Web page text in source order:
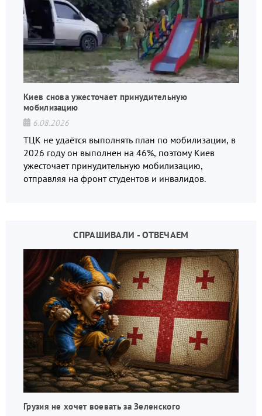
Киев снова ужесточает принудительную
мобилизацию
6.08.2026
ТЦК не удаётся выполнять план по мобилизации, в
2026 году он выполнен на 46%, поэтому Киев
ужесточает принудительную мобилизацию,
отправляя на фронт студентов и инвалидов.
СПРАШИВАЛИ - ОТВЕЧАЕМ
Грузия не хочет воевать за Зеленского